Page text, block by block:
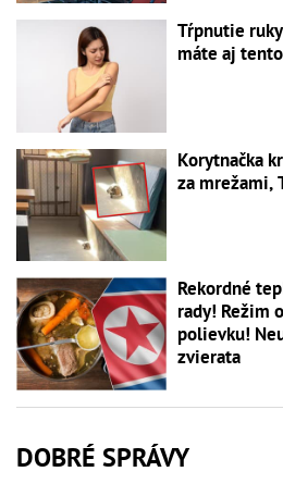
Tŕpnutie
máte aj
Korytnačka
za mrežami,
Rekordné
rady! Režim
polievku!
zvierata
DOBRÉ SPRÁVY